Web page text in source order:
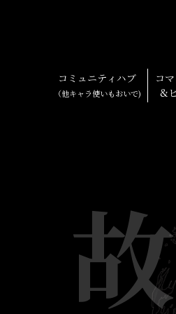
コミュニティハブ
（他キャラ使いもおいで)
コ
&